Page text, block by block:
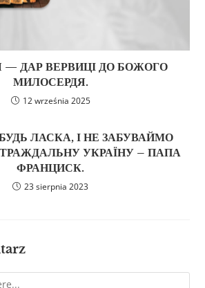
— ДАР ВЕРВИЦІ ДО БОЖОГО
МИЛОСЕРДЯ.
12 września 2025
ЛАСКА, І НЕ ЗАБУВАЙМО
УКРАЇНУ – ПАПА
ФРАНЦИСК.
23 sierpnia 2023